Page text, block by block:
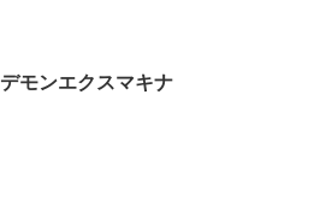
デモンエクスマキナ